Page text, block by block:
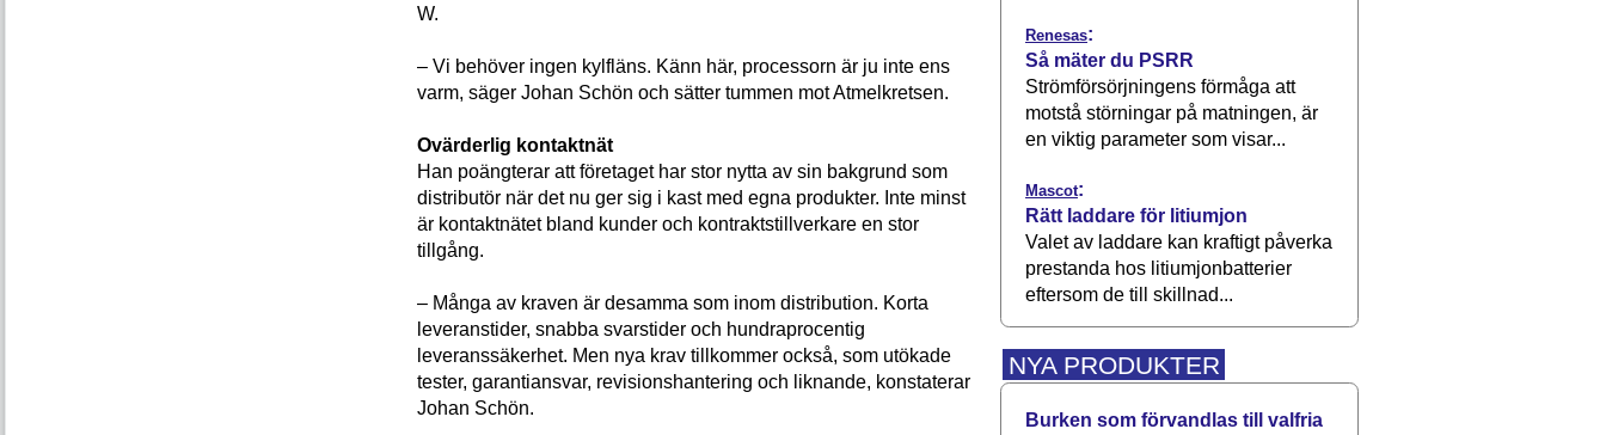
W.
– Vi behöver ingen kylfläns. Känn här, processorn är ju inte ens
varm, säger Johan Schön och sätter tummen mot Atmelkretsen.
Ovärderlig kontaktnät
Han poängterar att företaget har stor nytta av sin bakgrund som
distributör när det nu ger sig i kast med egna produkter. Inte minst
är kontaktnätet bland kunder och kontraktstillverkare en stor
tillgång.
– Många av kraven är desamma som inom distribution. Korta
leveranstider, snabba svarstider och hundraprocentig
leveranssäkerhet. Men nya krav tillkommer också, som utökade
tester, garantiansvar, revisionshantering och liknande, konstaterar
Johan Schön.
Renesas:
Så mäter du PSRR
Strömförsörjningens förmåga att
motstå störningar på matningen, är
en viktig parameter som visar...
Mascot:
Rätt laddare för litiumjon
Valet av laddare kan kraftigt påverka
prestanda hos litiumjonbatterier
eftersom de till skillnad...
NYA PRODUKTER
Burken som förvandlas till valfria